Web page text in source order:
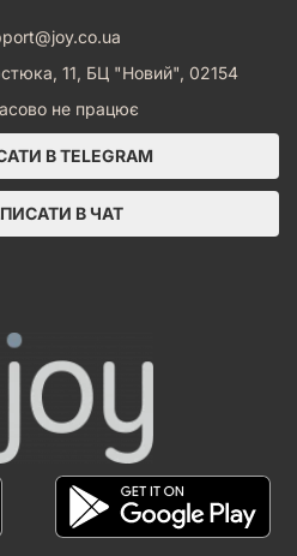
11, БЦ "Новий", 02154
не працює
В TELEGRAM
В ЧАТ